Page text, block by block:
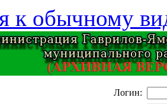
к обычному
Логин: